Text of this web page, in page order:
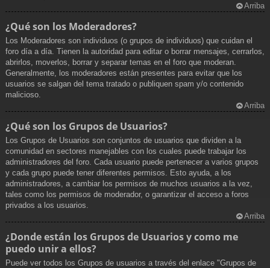
Arriba
¿Qué son los Moderadores?
Los Moderadores son individuos (o grupos de individuos) que cuidan el
foro día a día. Tienen la autoridad para editar o borrar mensajes, cerrarlos,
abrirlos, moverlos, borrar y separar temas en el foro que moderan.
Generalmente, los moderadores están presentes para evitar que los
usuarios se salgan del tema tratado o publiquen spam y/o contenido
malicioso.
Arriba
¿Qué son los Grupos de Usuarios?
Los Grupos de Usuarios son conjuntos de usuarios que dividen a la
comunidad en sectores manejables con los cuales puede trabajar los
administradores del foro. Cada usuario puede pertenecer a varios grupos
y cada grupo puede tener diferentes permisos. Esto ayuda, a los
administradores, a cambiar los permisos de muchos usuarios a la vez,
tales como los permisos de moderador, o garantizar el acceso a foros
privados a los usuarios.
Arriba
¿Donde están los Grupos de Usuarios y como me
puedo unir a ellos?
Puede ver todos los Grupos de usuarios a través del enlace "Grupos de